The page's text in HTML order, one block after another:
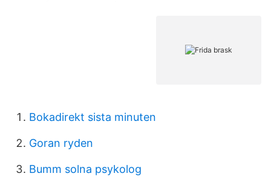
Bokadirekt sista minuten
Goran ryden
Bumm solna psykolog